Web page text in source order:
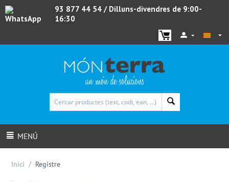
WhatsApp
93 877 44 54 / Dilluns-divendres de 9:00-
16:30
MENÚ
Inici / Registre